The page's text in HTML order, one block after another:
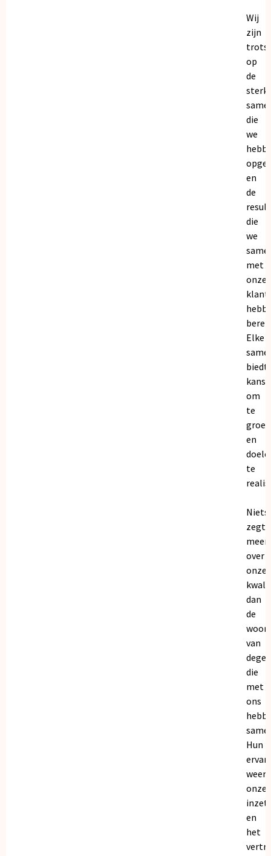
Wij
zijn
trots
op
de
die
we
en
de
die
we
met
onze
Elke
biedt
om
te
en
te
Niets
zegt
meer
over
onze
dan
de
van
die
met
ons
Hun
onze
inzet
en
het